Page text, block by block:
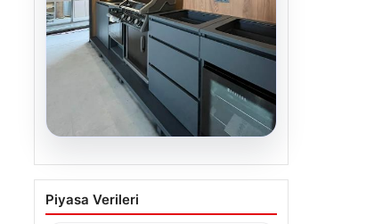
04.08.2026
Açık Hava Yaşam
alanlarında Estetik ve
Piyasa Verileri